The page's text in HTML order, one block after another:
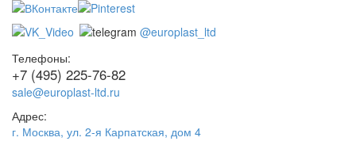
@europlast_ltd
Телефоны:
+7 (495) 225-76-82
sale@europlast-ltd.ru
Адрес:
г. Москва, ул. 2-я Карпатская, дом 4